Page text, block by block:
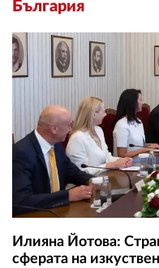
България
Илияна Йотова:
сферата на